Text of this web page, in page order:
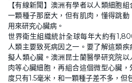
【有線新聞】澳洲有學者以人類細胞
一顆種子那麼大，但有肌肉，懂得跳
用來研究心臟病。
世界衛生組織統計全球每年大約有
人類主要致死病因之一。要了解這類
擬人類心臟。澳洲昆士蘭醫學研究院
肉等心臟細胞，再組合這個微型心臟
度只有1.5毫米，和一顆種子差不多，但